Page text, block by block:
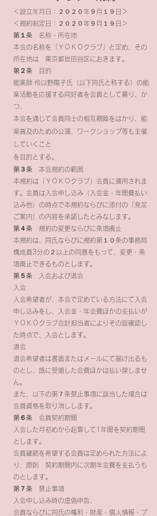
＜設立年月日：２０２０年９月１９日＞
＜規約制定日：２０２０年９月１９日＞
第１条 名称・所在地
本会の名称を「ＹＯＫＯクラブ」と定め、その
所在地は 東京都世田谷区におきます。
第２条 目的
能楽師 伶以野陽子氏（以下同氏と称する）の能
楽活動を応援する同好者を会員として募り、か
つ、
本会を通じて会員同士の相互親睦をはかり、能
楽普及のための公演、ワークショップ等も主催
していくこと
を目的とする。
第３条 本会規約の範囲
本規約は「ＹＯＫＯクラブ」会員に適用されま
す。会員は入会申し込み（入会金・年間費払い
込み他）の時点で本規約ならびに添付の「発足
ご案内」の内容を承諾したとみなします。
第４条 規約の変更ならびに条項廃止
本規約は、同氏ならびに規約第１０条の事務局
構成員3分の２以上の同意をもって、変更・条
項廃止できるものとします。
第５条 入会および退会
入会
入会希望者が、本会で定めている方法にて入会
申し込みをし、入会金・年会費ほかの支払いが
ＹＯＫＯクラブ会計担当者によりその旨確認し
た時点で、入会とします。
退会
退会希望者は書面またはメールにて届け出るも
のとし、既に受領した会費ほかは払い戻しませ
ん。
また、以下の第７条禁止事項に該当した場合は
会員資格を取り消しします。
第６条 会員契約期間
入会した月初めから起算して1年間を契約期間
とします。
会員継続を希望する会員は定められた方法によ
り、原則 契約期間内に次期年会費を支払うも
のとします。
第７条 禁止事項
入会申し込み時の虚偽申告、
会員ならびに同氏の権利・財産・個人情報・プ